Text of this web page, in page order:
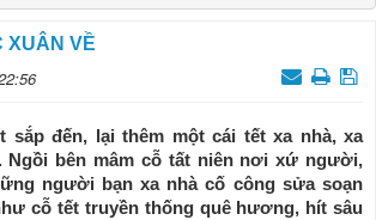
XUÂN VỀ
sắp đến, lại thêm một cái tết xa nhà, xa
Ngồi bên mâm cỗ tất niên nơi xứ người,
người bạn xa nhà cố công sửa soạn
cỗ tết truyền thống quê hương, hít sâu